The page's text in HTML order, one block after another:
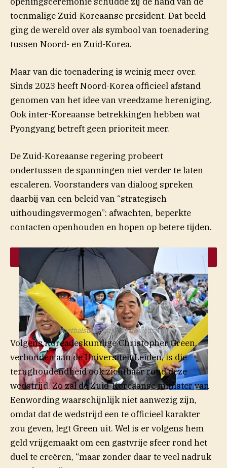
toenmalige Zuid-Koreaanse president. Dat beeld
ging de wereld over als symbool van toenadering
tussen Noord- en Zuid-Korea.
Maar van die toenadering is weinig meer over.
Sinds 2023 heeft Noord-Korea officieel afstand
genomen van het idee van vreedzame hereniging.
Ook inter-Koreaanse betrekkingen hebben wat
Pyongyang betreft geen prioriteit meer.
De Zuid-Koreaanse regering probeert
ondertussen de spanningen niet verder te laten
escaleren. Voorstanders van dialoog spreken
daarbij van een beleid van “strategisch
uithoudingsvermogen”: afwachten, beperkte
contacten openhouden en hopen op betere tijden.
AFP
Voetbalsupporters bij de wedstrijd
Volgens Koreadeskundige Christopher Green,
verbonden aan de Universiteit Leiden, is die
terughoudendheid ook zichtbaar rond deze
wedstrijd. Zo zal de Zuid-Koreaanse minister van
Eenwording waarschijnlijk niet aanwezig zijn,
omdat dat de wedstrijd een te officieel karakter
zou geven, legt Green uit. Wel is er volgens hem
geld vrijgemaakt om een gastvrije sfeer rond het
duel te creëren, “maar zonder daar te veel nadruk